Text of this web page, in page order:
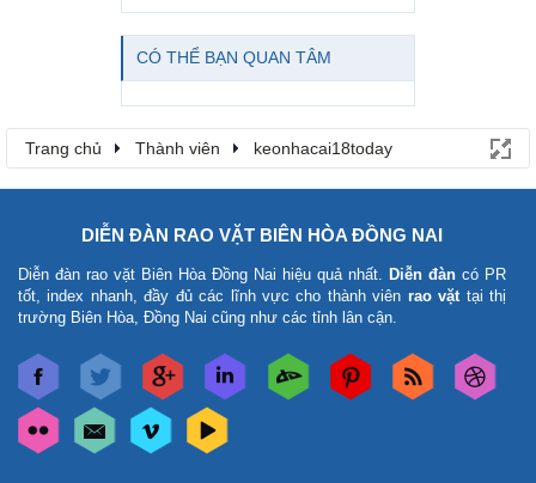
CÓ THỂ BẠN QUAN TÂM
Trang chủ Thành viên keonhacai18today
DIỄN ĐÀN RAO VẶT BIÊN HÒA ĐỒNG NAI
Diễn đàn rao vặt Biên Hòa Đồng Nai hiệu quả nhất. Diễn đàn có PR
tốt, index nhanh, đầy đủ các lĩnh vực cho thành viên rao vặttại thị
trường Biên Hòa, Đồng Nai cũng như các tỉnh lân cận.